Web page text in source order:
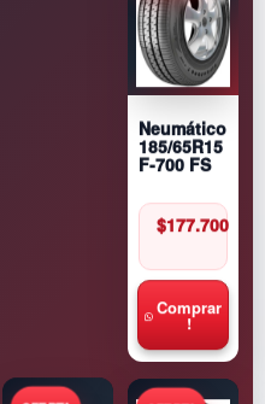
Neumático
185/65R15
F-700 FS
$177.700
Comprar
!